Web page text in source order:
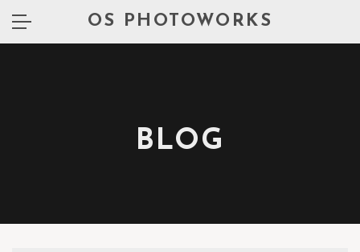
OS PHOTOWORKS
BLOG